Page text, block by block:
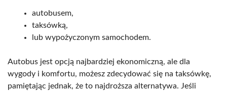
autobusem,
taksówką,
lub wypożyczonym samochodem.
Autobus jest opcją najbardziej ekonomiczną, ale dla
wygody i komfortu, możesz zdecydować się na taksówkę,
pamiętając jednak, że to najdroższa alternatywa. Jeśli